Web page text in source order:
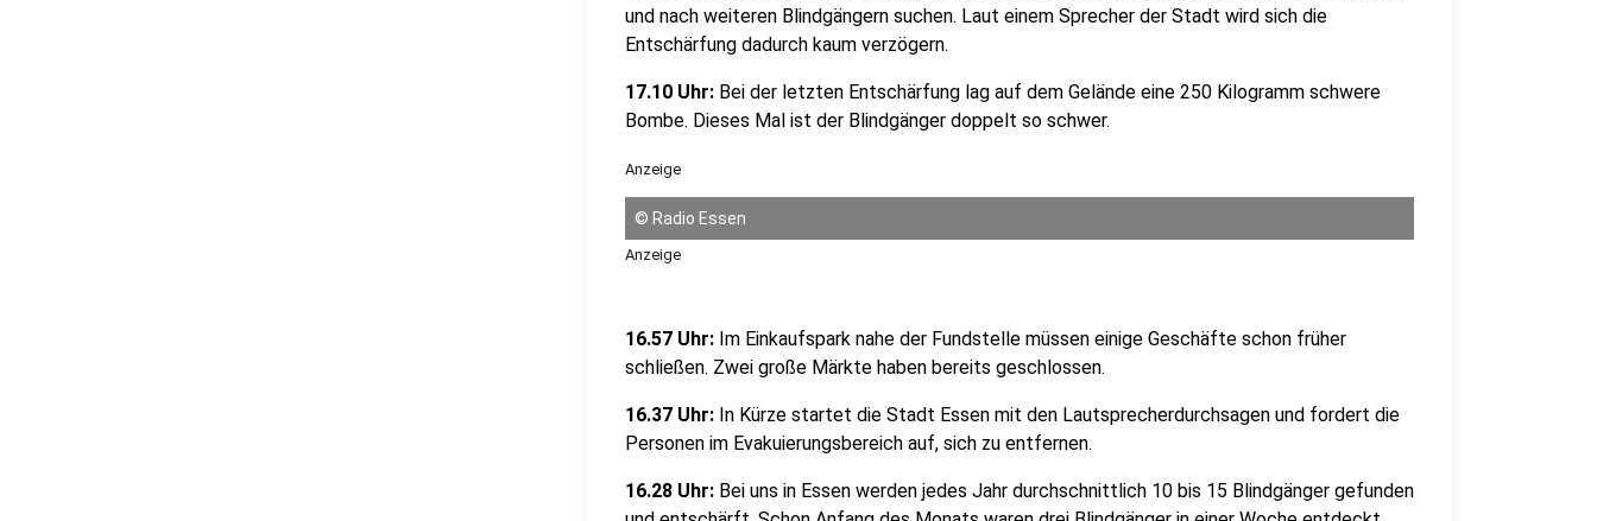
und nach weiteren Blindgängern suchen. Laut einem Sprecher der Stadt wird sich die
Entschärfung dadurch kaum verzögern.
17.10 Uhr: Bei der letzten Entschärfung lag auf dem Gelände eine 250 Kilogramm schwere
Bombe. Dieses Mal ist der Blindgänger doppelt so schwer.
Anzeige
© Radio Essen
Anzeige
16.57 Uhr: Im Einkaufspark nahe der Fundstelle müssen einige Geschäfte schon früher
schließen. Zwei große Märkte haben bereits geschlossen.
16.37 Uhr: In Kürze startet die Stadt Essen mit den Lautsprecherdurchsagen und fordert die
Personen im Evakuierungsbereich auf, sich zu entfernen.
16.28 Uhr: Bei uns in Essen werden jedes Jahr durchschnittlich 10 bis 15 Blindgänger gefunden